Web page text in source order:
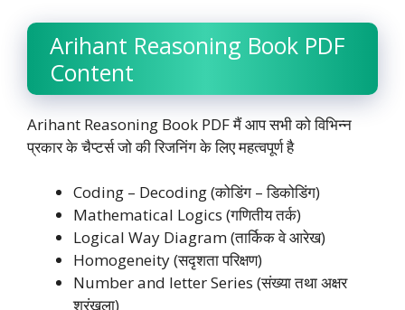
Arihant Reasoning Book PDF
Content
Arihant Reasoning Book PDF मैं आप सभी को विभिन्न
प्रकार के चैप्टर्स जो की रिजनिंग के लिए महत्वपूर्ण है
Coding – Decoding (कोडिंग – डिकोडिंग)
Mathematical Logics (गणितीय तर्क)
Logical Way Diagram (तार्किक वे आरेख)
Homogeneity (सदृशता परिक्षण)
Number and letter Series (संख्या तथा अक्षर
श्रंखला)